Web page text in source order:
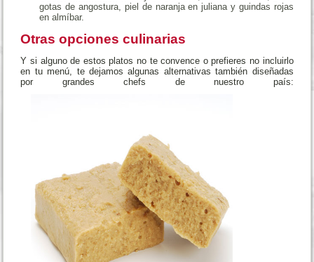
gotas de angostura, piel de naranja en juliana y guindas rojas
en almíbar.
Otras opciones culinarias
Y si alguno de estos platos no te convence o prefieres no incluirlo
en tu menú, te dejamos algunas alternativas también diseñadas
por grandes chefs de nuestro país: